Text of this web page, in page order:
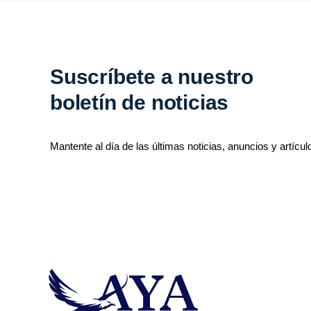
Suscríbete a nuestro
boletín de noticias
Mantente al día de las últimas noticias, anuncios y